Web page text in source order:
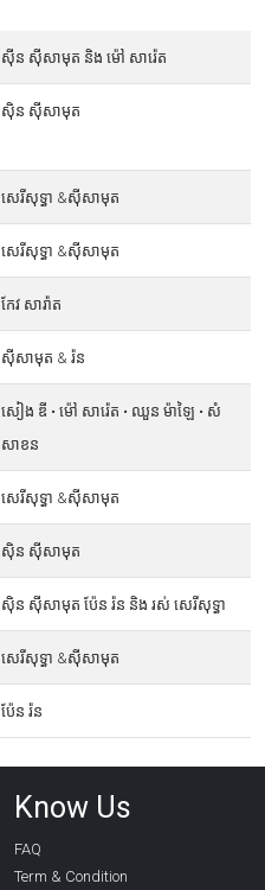
ស៊ីន ស៊ីសាមុត និង ម៉ៅ សារ៉េត
ស៊ិន ស៊ីសាមុត
សេរីសុទ្ធា​ &ស៊ីសាមុត
សេរីសុទ្ធា​ &ស៊ីសាមុត
កែវ សារ៉ាត
ស៊ីសាមុត & រ៉ន
សៀង ឌី • ម៉ៅ សារ៉េត • ឈួន ម៉ាឡៃ • សំ
សាខន
សេរីសុទ្ធា​ &ស៊ីសាមុត
ស៊ិន ស៊ីសាមុត
ស៊ិន ស៊ីសាមុត​ ប៉ែន រ៉ន និង រស់ សេរីសុទ្ធា
សេរីសុទ្ធា​ &ស៊ីសាមុត
ប៉ែន រ៉ន
Know Us
FAQ
Term & Condition